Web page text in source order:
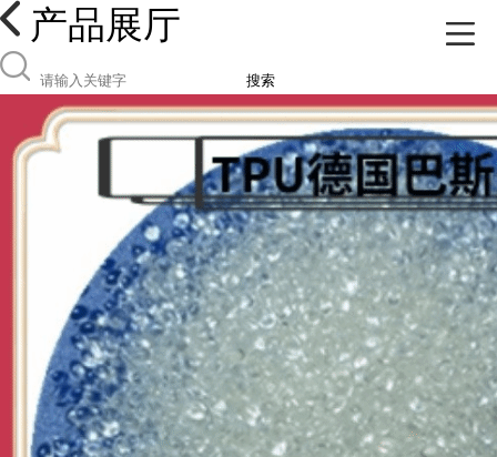
产品展厅
搜索